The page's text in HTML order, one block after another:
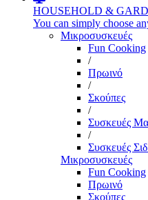
HOUSEHOLD &
You can simply choose
Μικροσυσκευές
Fun Cooking
/
Πρωινό
/
Σκούπες
/
Συσκευές
/
Συσκευές
Μικροσυσκευές
Fun Cooking
Πρωινό
Σκούπες